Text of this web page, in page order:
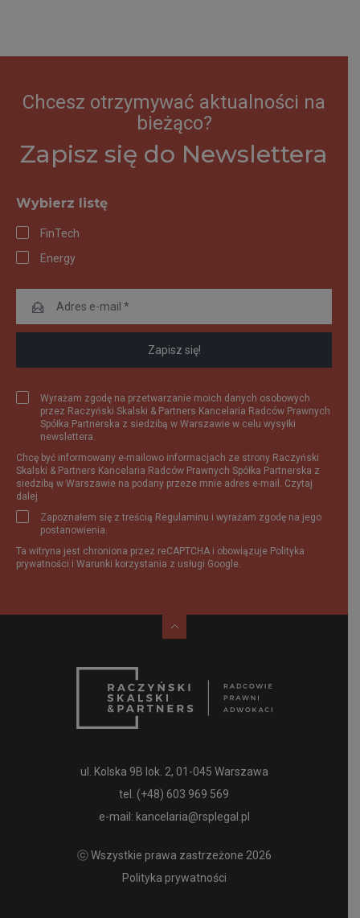
Chcesz otrzymywać aktualności na
bieżąco?
Zapisz się do Newslettera
Wybierz listę
FinTech
Energy
Wyrażam zgodę na przetwarzanie moich danych osobowych
przez Raczyński Skalski & Partners Kancelaria Radców Prawnych
Spółka Partnerska z siedzibą w Warszawie w celu wysyłki
newslettera.
Chcę być informowany e-mailowo informacjach ze strony Raczyński
Skalski & Partners Kancelaria Radców Prawnych Spółka Partnerska z
siedzibą w Warszawie na podany przeze mnie adres e-mail. Czytaj
dalej
Zapoznałem się z treścią Regulaminu i wyrażam zgodę na jego
postanowienia.
Ta witryna jest chroniona przez reCAPTCHA i obowiązuje Polityka
prywatności i Warunki korzystania z usługi Google.
ul. Kolska 9B lok. 2, 01-045 Warszawa
tel. (+48) 603 969 569
e-mail: kancelaria@rsplegal.pl
ⓒ Wszystkie prawa zastrzeżone 2026
Polityka prywatności